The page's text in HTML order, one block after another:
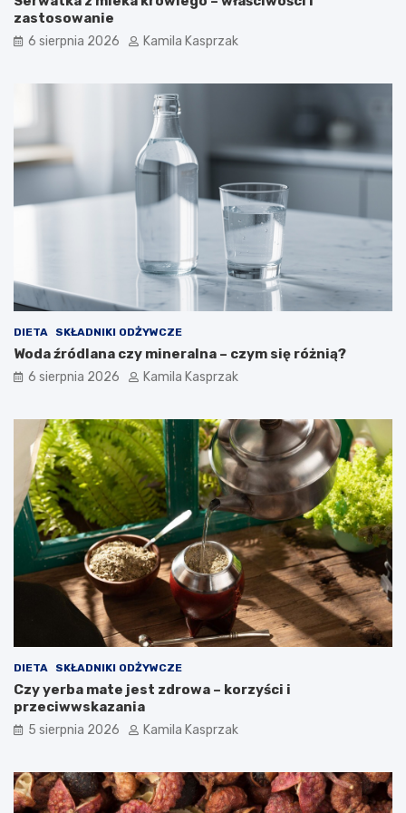
e
n
e
j
z
p
e
c
z
d
r
o
a
zastosowanie
6 sierpnia 2026 Kamila Kasprzak
DIETA SKŁADNIKI ODŻYWCZE
Woda źródlana czy mineralna – czym się różnią?
6 sierpnia 2026 Kamila Kasprzak
DIETA SKŁADNIKI ODŻYWCZE
Czy yerba mate jest zdrowa – korzyści i
przeciwwskazania
5 sierpnia 2026 Kamila Kasprzak